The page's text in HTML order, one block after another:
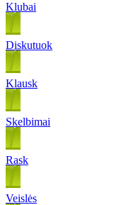
Klubai
Diskutuok
Klausk
Skelbimai
Rask
Veislės